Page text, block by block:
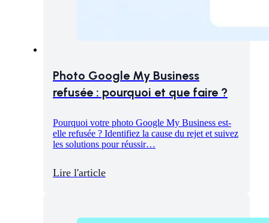
Photo Google My Business
refusée : pourquoi et que faire ?
Pourquoi votre photo Google My Business est-
elle refusée ? Identifiez la cause du rejet et suivez
les solutions pour réussir…
Lire l'article